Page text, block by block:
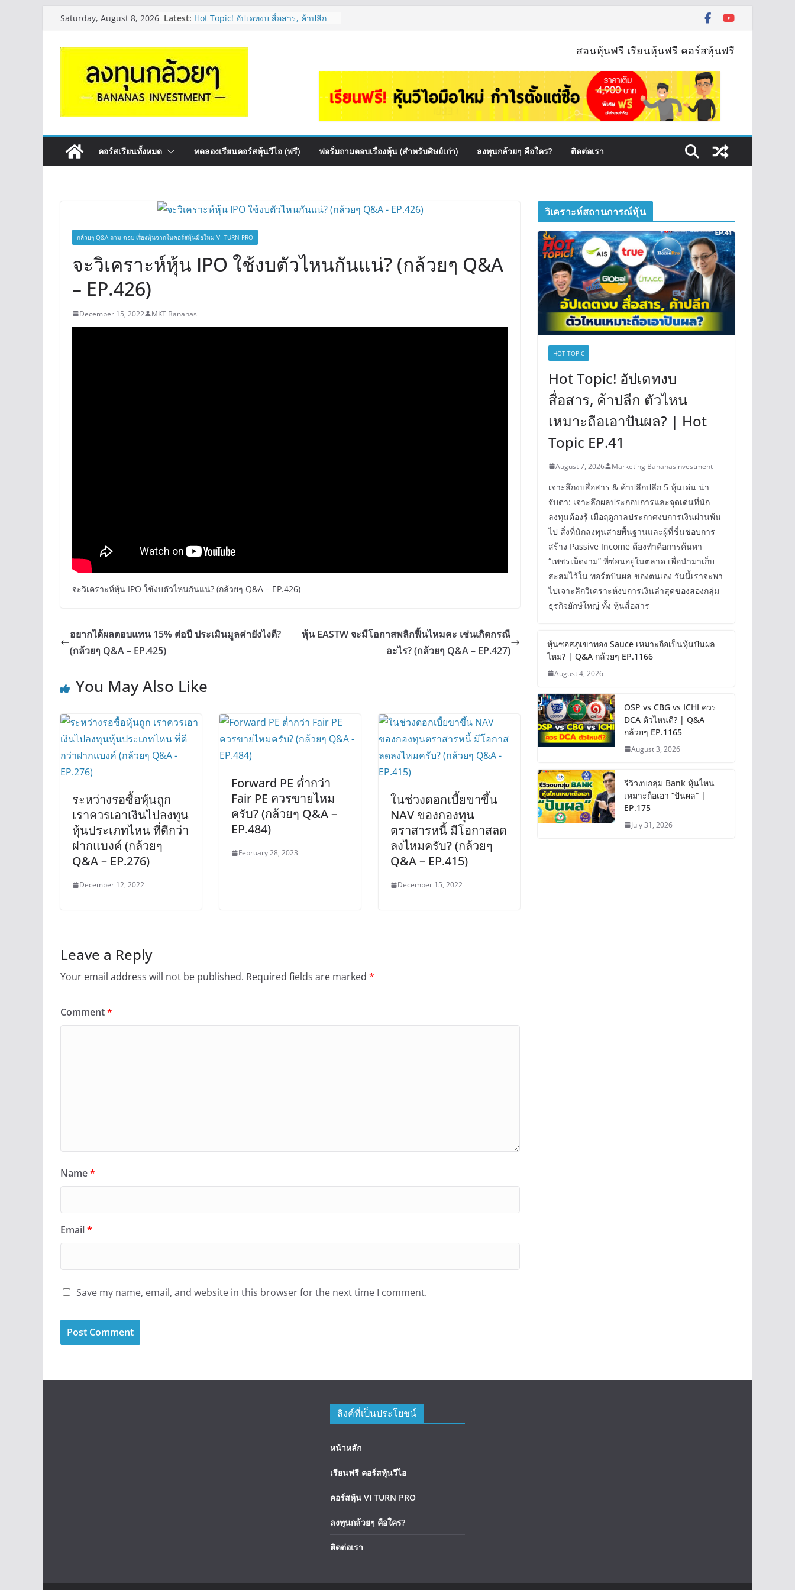
content
Saturday, August 8, 2026 Latest: Hot Topic! อัปเดทงบ สื่อสาร, ค้าปลีก
หุ้นปันผลไหม? | Q&A กล้วยๆ EP.1166
OSP vs CBG vs ICHI ควร DCA ตัวไหน
ดี? | Q&A กล้วยๆ EP.1165
รีวิวงบกลุ่ม Bank หุ้นไหนเหมาะถือเอา
Long ของหุ้นตัวนั้นๆไหมคะ? | Q&A
กล้วยๆ EP.1164
สอนหุ้นฟรี เรียนหุ้นฟรี คอร์สหุ้นฟรี
คอร์สเรียนทั้งหมด ทดลองเรียนคอร์สหุ้นวีไอ (ฟรี) ฟอรั่มถามตอบเรื่องหุ้น (สำหรับศิษย์เก่า) ลงทุนกล้วยๆ คือใคร? ติดต่อเรา
กล้วยๆ Q&A ถาม-ตอบ เรื่องหุ้นจากในคอร์สหุ้นมือใหม่ VI TURN PRO
จะวิเคราะห์หุ้น IPO ใช้งบตัวไหนกันแน่? (กล้วยๆ Q&A
– EP.426)
December 15, 2022 MKT Bananas
จะวิเคราะห์หุ้น IPO ใช้งบตัวไหนกันแน่? (กล้วยๆ Q&A – EP.426)
อยากได้ผลตอบแทน 15% ต่อปี ประเมินมูลค่ายังไงดี?
(กล้วยๆ Q&A – EP.425)
หุ้น EASTW จะมีโอกาสพลิกฟื้นไหมคะ เช่นเกิดกรณี
อะไร? (กล้วยๆ Q&A – EP.427)
You May Also Like
ระหว่างรอซื้อหุ้นถูก
เราควรเอาเงินไปลงทุน
หุ้นประเภทไหน ที่ดีกว่า
ฝากแบงค์ (กล้วยๆ
Q&A – EP.276)
December 12, 2022
Forward PE ต่ำกว่า
Fair PE ควรขายไหม
ครับ? (กล้วยๆ Q&A –
EP.484)
February 28, 2023
ในช่วงดอกเบี้ยขาขึ้น
NAV ของกองทุน
ตราสารหนี้ มีโอกาสลด
ลงไหมครับ? (กล้วยๆ
Q&A – EP.415)
December 15, 2022
Leave a Reply
Your email address will not be published. Required fields are marked *
Comment*
Name*
Email*
Save my name, email, and website in this browser for the next time I comment.
วิเคราะห์สถานการณ์หุ้น
HOT TOPIC
Hot Topic! อัปเดทงบ
สื่อสาร, ค้าปลีก ตัวไหน
เหมาะถือเอาปันผล? | Hot
Topic EP.41
August 7, 2026 Marketing Bananasinvestment
เจาะลึกงบสื่อสาร & ค้าปลีกปลีก 5 หุ้นเด่น น่า
จับตา: เจาะลึกผลประกอบการและจุดเด่นที่นัก
ลงทุนต้องรู้ เมื่อฤดูกาลประกาศงบการเงินผ่านพ้น
ไป สิ่งที่นักลงทุนสายพื้นฐานและผู้ที่ชื่นชอบการ
สร้าง Passive Income ต้องทำคือการค้นหา
“เพชรเม็ดงาม” ที่ซ่อนอยู่ในตลาด เพื่อนำมาเก็บ
สะสมไว้ใน พอร์ตปันผล ของตนเอง วันนี้เราจะพา
ไปเจาะลึกวิเคราะห์งบการเงินล่าสุดของสองกลุ่ม
ธุรกิจยักษ์ใหญ่ ทั้ง หุ้นสื่อสาร
หุ้นซอสภูเขาทอง Sauce เหมาะถือเป็นหุ้นปันผล
ไหม? | Q&A กล้วยๆ EP.1166
August 4, 2026
OSP vs CBG vs ICHI ควร
DCA ตัวไหนดี? | Q&A
กล้วยๆ EP.1165
August 3, 2026
รีวิวงบกลุ่ม Bank หุ้นไหน
เหมาะถือเอา “ปันผล” |
EP.175
July 31, 2026
ลิงค์ที่เป็นประโยชน์
หน้าหลัก
เรียนฟรี คอร์สหุ้นวีไอ
คอร์สหุ้น VI TURN PRO
ลงทุนกล้วยๆ คือใคร?
ติดต่อเรา